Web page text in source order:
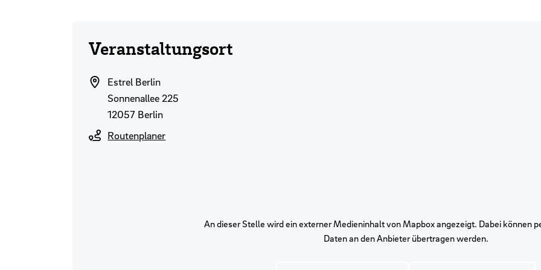
Veranstaltungsort
Estrel Berlin
Sonnenallee 225
12057 Berlin
Routenplaner
An dieser Stelle wird ein externer Medieninhalt von Mapbox angezeigt. Dabei können
Daten an den Anbieter übertragen werden.